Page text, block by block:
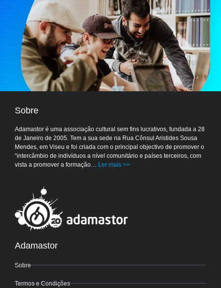
Sobre
Adamastor é uma associação cultural sem fins lucrativos, fundada a 28
de Janeiro de 2005. Tem a sua sede na Rua Cônsul Aristides Sousa
Mendes, em Viseu e foi criada com o principal objectivo de promover o
“intercâmbio de indivíduos a nível comunitário e países terceiros, com
vista a promover a formação… Ler mais >>
Adamastor
Sobre
Termos e Condições